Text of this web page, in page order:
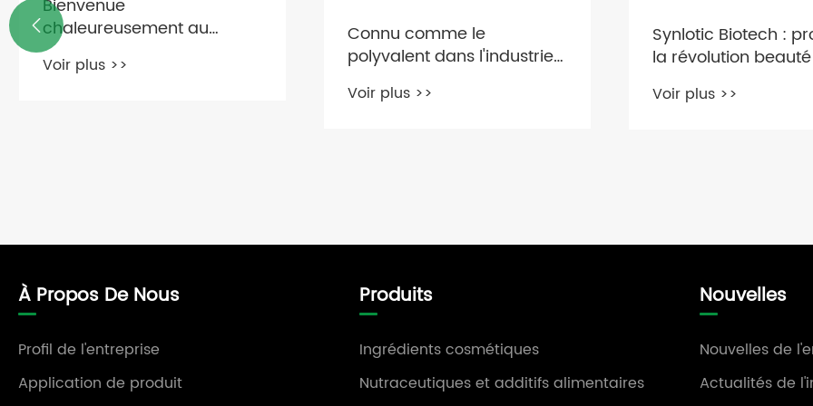
Connu comme le
polyvalent dans l'industrie
des soins de la peau,
Synlotic Biotech : propulser
la révolution beauté 2026
Voir plus >>
Synlotic Biotech
phyto-nitramine :
génération pour les
Voir plus >>

À Propos De Nous
Profil de l'entreprise
Application de produit
Produits
Ingrédients cosmétiques
Nutraceutiques et additifs alimentaires
Nouvelles
Nouvelles de
Actualités de